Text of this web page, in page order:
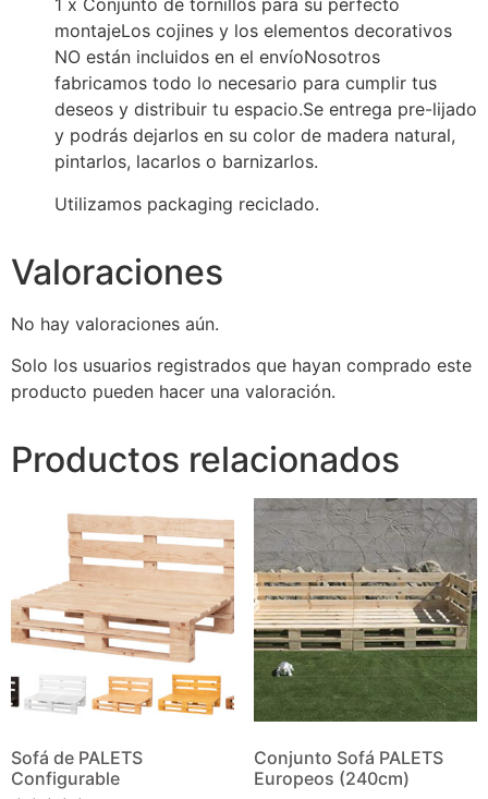
1 x Conjunto de tornillos para su perfecto
montajeLos cojines y los elementos decorativos
NO están incluidos en el envíoNosotros
fabricamos todo lo necesario para cumplir tus
deseos y distribuir tu espacio.Se entrega pre-lijado
y podrás dejarlos en su color de madera natural,
pintarlos, lacarlos o barnizarlos.
Utilizamos packaging reciclado.
Valoraciones
No hay valoraciones aún.
Solo los usuarios registrados que hayan comprado este
producto pueden hacer una valoración.
Productos relacionados
Sofá de PALETS
Configurable
Conjunto Sofá PALETS
Europeos (240cm)